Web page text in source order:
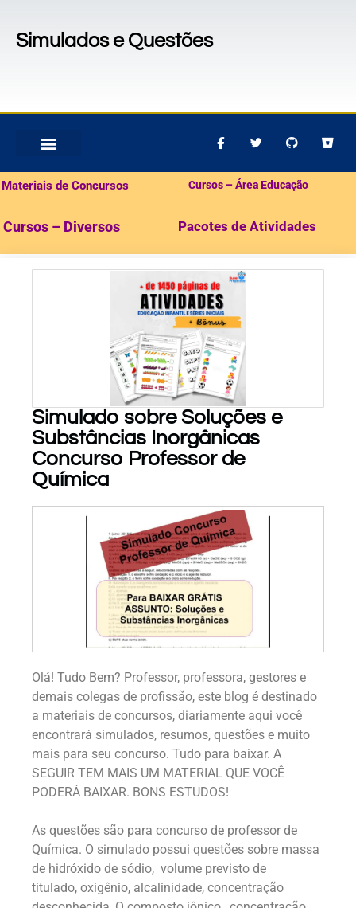
Simulados e Questões
Materiais de Concursos Cursos – Área Educação
Cursos – Diversos Pacotes de Atividades
PARA BAIXAR!
Simulado sobre Soluções e
Substâncias Inorgânicas
Concurso Professor de
Química
Olá! Tudo Bem? Professor, professora, gestores e
demais colegas de profissão, este blog é destinado
a materiais de concursos, diariamente aqui você
encontrará simulados, resumos, questões e muito
mais para seu concurso. Tudo para baixar. A
SEGUIR TEM MAIS UM MATERIAL QUE VOCÊ
PODERÁ BAIXAR. BONS ESTUDOS!
As questões são para concurso de professor de
Química. O simulado possui questões sobre massa
de hidróxido de sódio, volume previsto de
titulado, oxigênio, alcalinidade, concentração